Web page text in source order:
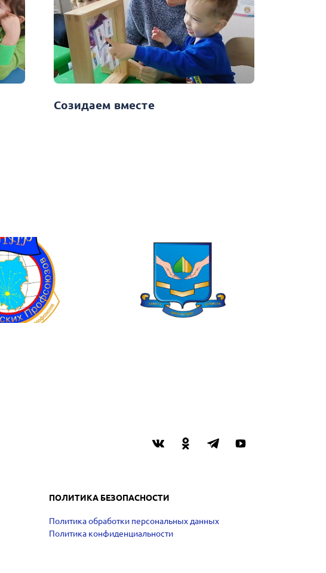
Созидаем вместе
ПОЛИТИКА БЕЗОПАСНОСТИ
Политика обработки персональных данных
Политика конфиденциальности